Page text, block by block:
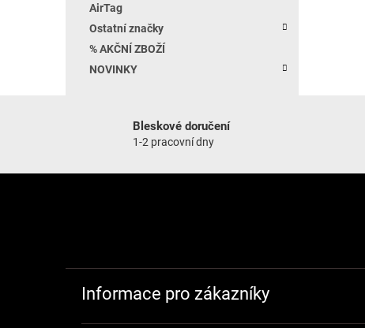
AirTag
Ostatní značky
% AKČNÍ ZBOŽÍ
NOVINKY
Bleskové doručení
1-2 pracovní dny
Informace pro zákazníky